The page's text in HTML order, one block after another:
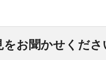
お聞かせくださ